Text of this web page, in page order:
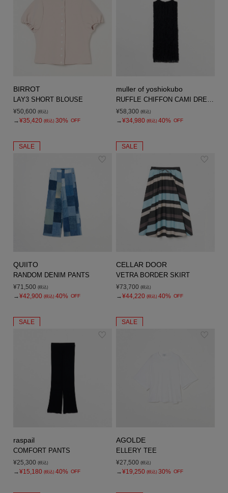
BIRROT
LAY3 SHORT BLOUSE
¥50,600 (税込)
→¥35,420 (税込) 30% OFF
muller of yoshiokubo
¥58,300 (税込)
→¥34,980 (税込) 40% OFF
SALE
QUIITO
RANDOM DENIM PANTS
¥71,500 (税込)
→¥42,900 (税込) 40% OFF
SALE
CELLAR DOOR
VETRA BORDER SKIRT
¥73,700 (税込)
→¥44,220 (税込) 40% OFF
SALE
raspail
COMFORT PANTS
¥25,300 (税込)
→¥15,180 (税込) 40% OFF
SALE
AGOLDE
ELLERY TEE
¥27,500 (税込)
→¥19,250 (税込) 30% OFF